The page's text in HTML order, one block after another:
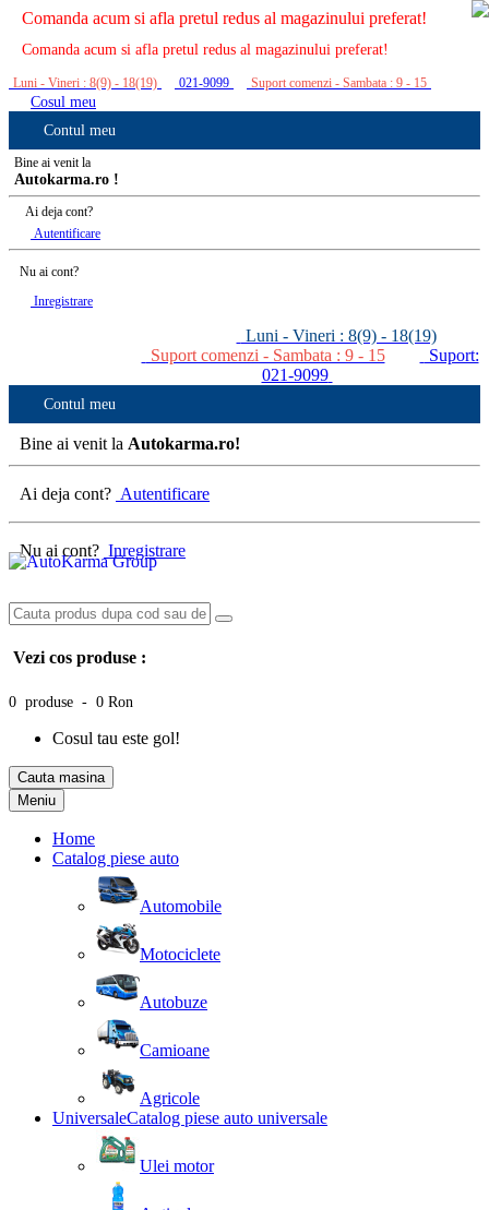
Comanda acum si afla pretul redus al magazinului preferat!
Comanda acum si afla pretul redus al magazinului preferat!
Luni - Vineri : 8(9) - 18(19) 021-9099 Suport comenzi - Sambata : 9 - 15
Cosul meu
Contul meu
Bine ai venit la
Autokarma.ro !
Ai deja cont?
Autentificare
Nu ai cont?
Inregistrare
Luni - Vineri : 8(9) - 18(19)
Suport comenzi - Sambata : 9 - 15
Suport:
021-9099
Contul meu
Bine ai venit la Autokarma.ro!
Ai deja cont? Autentificare
Nu ai cont? Inregistrare
Vezi cos produse :
0 produse - 0 Ron
Cosul tau este gol!
Cauta masina
Meniu
Home
Catalog piese auto
Automobile
Motociclete
Autobuze
Camioane
Agricole
UniversaleCatalog piese auto universale
Ulei motor